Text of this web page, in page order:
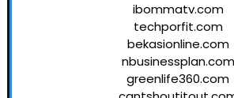
ibommatv.com
techporfit.com
bekasionline.com
nbusinessplan.com
greenlife360.com